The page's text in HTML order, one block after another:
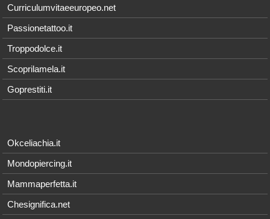
Curriculumvitaeeuropeo.net
Passionetattoo.it
Troppodolce.it
Scoprilamela.it
Goprestiti.it
Okceliachia.it
Mondopiercing.it
Mammaperfetta.it
Chesignifica.net